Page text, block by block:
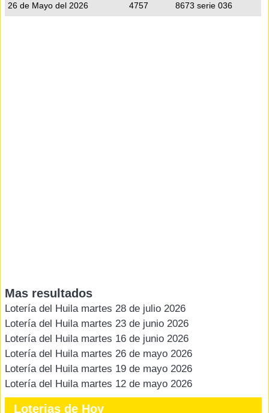
26 de Mayo del 2026 4757 8673 serie 036
Mas resultados
Lotería del Huila martes 28 de julio 2026
Lotería del Huila martes 23 de junio 2026
Lotería del Huila martes 16 de junio 2026
Lotería del Huila martes 26 de mayo 2026
Lotería del Huila martes 19 de mayo 2026
Lotería del Huila martes 12 de mayo 2026
Loterias de Hoy